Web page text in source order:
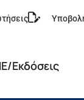
Εκδόσεις